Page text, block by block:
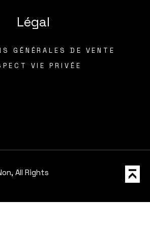
Légal
GÉNÉRALES DE VENTE
VIE PRIVÉE
All Rights